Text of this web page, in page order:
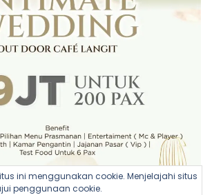
ini menggunakan cookie. Menjelajahi situs
penggunaan cookie.